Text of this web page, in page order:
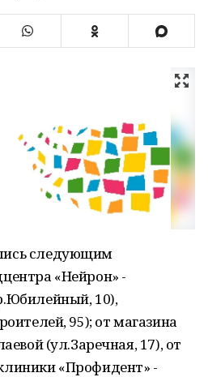
следующим
«Нейрон» -
10),
95); от магазина
(ул.Заречная, 17), от
«Профидент» -